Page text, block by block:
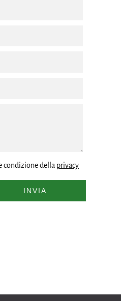
condizione della privacy
INVIA